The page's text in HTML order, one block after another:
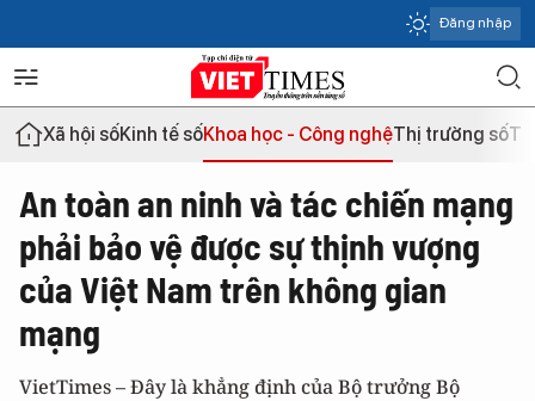
Đăng nhập
Xã hội sốKinh tế sốKhoa học - Công nghệThị trường số
An toàn an ninh và tác chiến mạng
phải bảo vệ được sự thịnh vượng
của Việt Nam trên không gian
mạng
VietTimes – Đây là khẳng định của Bộ trưởng Bộ